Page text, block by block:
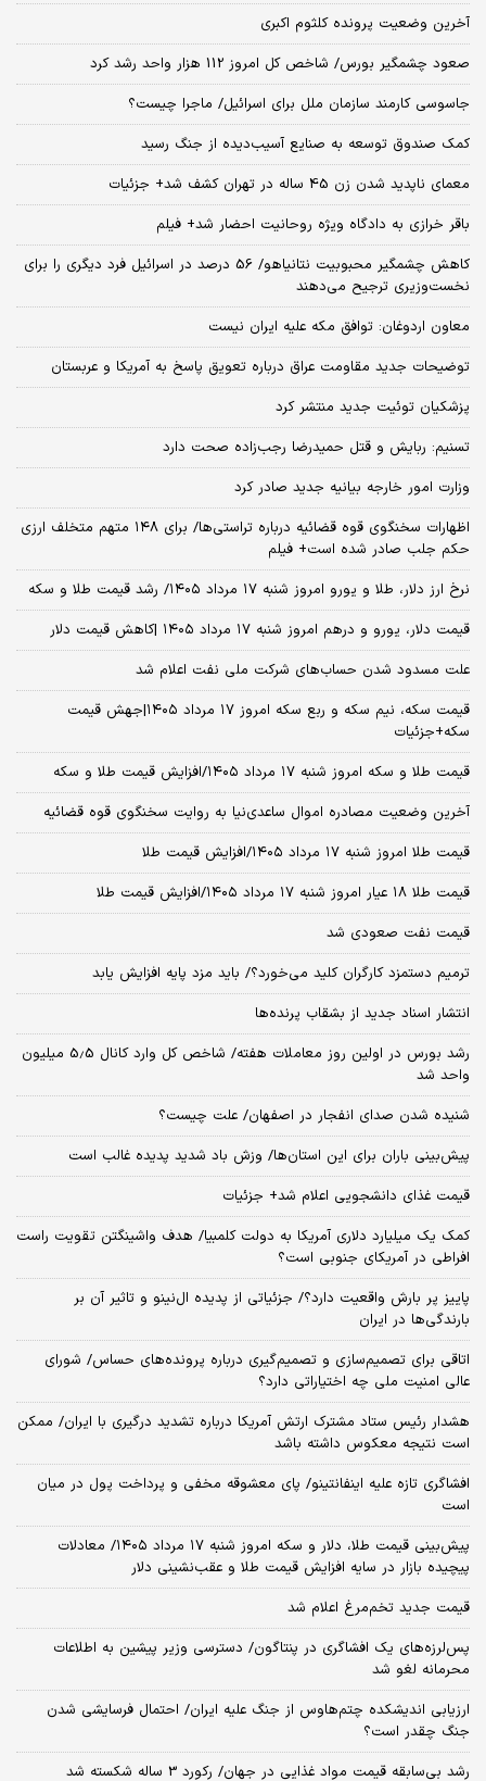
آخرین وضعیت پرونده کلثوم اکبری
صعود چشمگیر بورس/ شاخص کل امروز 112 هزار واحد رشد کرد
جاسوسی کارمند سازمان ملل برای اسرائیل/ ماجرا چیست؟
کمک صندوق توسعه به صنایع آسیب‌دیده از جنگ رسید
معمای ناپدید شدن زن 45 ساله در تهران کشف شد+ جزئیات
باقر خرازی به دادگاه ویژه روحانیت احضار شد+ فیلم
کاهش چشمگیر محبوبیت نتانیاهو/ 56 درصد در اسرائیل فرد دیگری را برای
نخست‌وزیری ترجیح می‌دهند
معاون اردوغان: توافق مکه علیه ایران نیست
توضیحات جدید مقاومت عراق درباره تعویق پاسخ به آمریکا و عربستان
پزشکیان توئیت جدید منتشر کرد
تسنیم: ربایش و قتل حمیدرضا رجب‌زاده صحت دارد
وزارت امور خارجه بیانیه جدید صادر کرد
اظهارات سخنگوی قوه قضائیه درباره تراستی‌ها/ برای ۱۴۸ متهم متخلف ارزی
حکم جلب صادر شده است+ فیلم
نرخ ارز دلار، طلا و یورو امروز شنبه ۱۷ مرداد ۱۴۰۵/ رشد قیمت طلا و سکه
قیمت دلار، یورو و درهم امروز شنبه ۱۷ مرداد ۱۴۰۵ |کاهش قیمت دلار
علت مسدود شدن حساب‌های شرکت ملی نفت اعلام شد
قیمت سکه، نیم سکه و ربع سکه امروز ۱۷ مرداد ۱۴۰۵|جهش قیمت
سکه+جزئیات
قیمت طلا و سکه امروز شنبه ۱۷ مرداد ۱۴۰۵/افزایش قیمت طلا و سکه
آخرین وضعیت مصادره اموال ساعدی‌نیا به روایت سخنگوی قوه قضائیه
قیمت طلا امروز شنبه ۱۷ مرداد ۱۴۰۵/افزایش قیمت طلا
قیمت طلا ۱۸ عیار امروز شنبه ۱۷ مرداد ۱۴۰۵/افزایش قیمت طلا
قیمت نفت صعودی شد
ترمیم دستمزد کارگران کلید می‌خورد؟/ باید مزد پایه افزایش یابد
انتشار اسناد جدید از بشقاب پرنده‌ها
رشد بورس در اولین روز معاملات هفته/ شاخص کل وارد کانال 5.5 میلیون
واحد شد
شنیده شدن صدای انفجار در اصفهان/ علت چیست؟
پیش‌بینی باران برای این استان‌ها/ وزش باد شدید پدیده غالب است
قیمت غذای دانشجویی اعلام شد+ جزئیات
کمک یک میلیارد دلاری آمریکا به دولت کلمبیا/ هدف واشینگتن تقویت راست
افراطی در آمریکای جنوبی است؟
پاییز پر بارش واقعیت دارد؟/ جزئیاتی از پدیده ال‌نینو و تاثیر آن بر
بارندگی‌ها در ایران
اتاقی برای تصمیم‌سازی و تصمیم‌گیری درباره پرونده‌های حساس/ شورای
عالی امنیت ملی چه اختیاراتی دارد؟
هشدار رئیس ستاد مشترک ارتش آمریکا درباره تشدید درگیری با ایران/ ممکن
است نتیجه معکوس داشته باشد
افشاگری تازه علیه اینفانتینو/ پای معشوقه مخفی و پرداخت پول در میان
است
پیش‌بینی قیمت طلا، دلار و سکه امروز شنبه ۱۷ مرداد ۱۴۰۵/ معادلات
پیچیده بازار در سایه افزایش قیمت طلا و عقب‌نشینی دلار
قیمت جدید تخم‌مرغ اعلام شد
پس‌لرزه‌های یک افشاگری در پنتاگون/ دسترسی وزیر پیشین به اطلاعات
محرمانه لغو شد
ارزیابی اندیشکده چتم‌هاوس از جنگ علیه ایران/ احتمال فرسایشی شدن
جنگ چقدر است؟
رشد بی‌سابقه قیمت مواد غذایی در جهان/ رکورد 3 ساله شکسته شد